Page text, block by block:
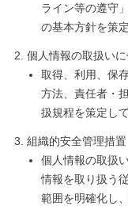
ライン等の遵守
の基本方針を策
個人情報の取扱い
取得、利用、保
方法、責任者・
扱規程を策定し
組織的安全管理措置
個人情報の取扱
情報を取り扱う
範囲を明確化し